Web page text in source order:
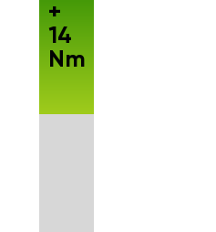
+
14
Nm